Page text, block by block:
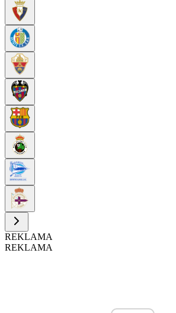
REKLAMA
REKLAMA